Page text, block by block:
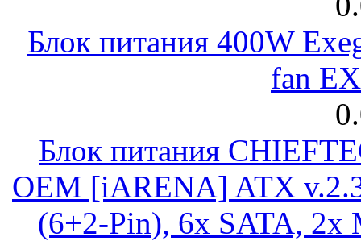
Блок питания 400W
fan
Блок питания
OEM [iARENA] ATX
(6+2-Pin), 6x SATA, 2x